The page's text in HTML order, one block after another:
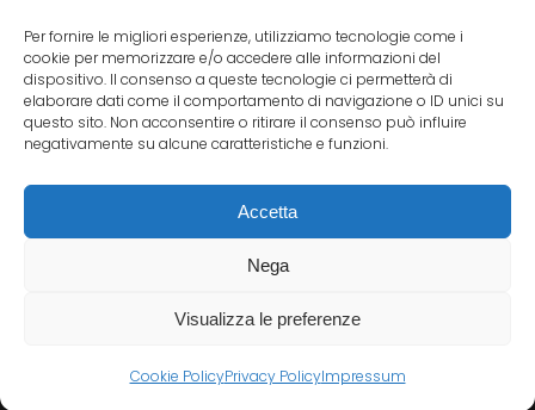
Per fornire le migliori esperienze, utilizziamo tecnologie come i
cookie per memorizzare e/o accedere alle informazioni del
dispositivo. Il consenso a queste tecnologie ci permetterà di
elaborare dati come il comportamento di navigazione o ID unici su
questo sito. Non acconsentire o ritirare il consenso può influire
negativamente su alcune caratteristiche e funzioni.
Accetta
Nega
Visualizza le preferenze
Cookie PolicyPrivacy PolicyImpressum
SEGUICI SUI NOSTRI SOCIAL
COPYRIGHT 2018-2025 PALLENIUM TOURISM
SRL
AGENZIA VIAGGI E TOUR OPERATOR – P.IVA: